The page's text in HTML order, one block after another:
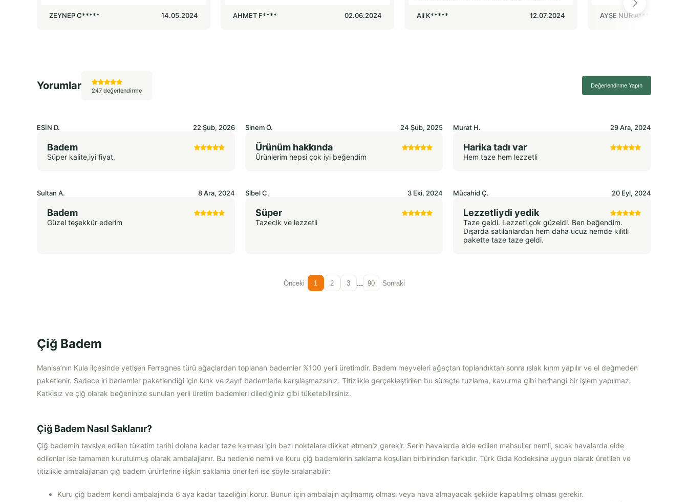
ZEYNEP C***** 14.05.2024 AHMET F**** 02.06.2024 Ali K***** 12.07.2024 AYŞE NUR A****
Yorumlar 247 değerlendirme
Değerlendirme Yapın
ESİN D. 22 Şub, 2026
Badem
Süper kalite,iyi fiyat.
Sinem Ö. 24 Şub, 2025
Ürünüm hakkında
Ürünlerim hepsi çok iyi beğendim
Murat H. 29 Ara, 2024
Harika tadı var
Hem taze hem lezzetli
Sultan A. 8 Ara, 2024
Badem
Güzel teşekkür ederim
Sibel C. 3 Eki, 2024
Süper
Tazecik ve lezzetli
Mücahid Ç. 20 Eyl, 2024
Lezzetliydi yedik
Taze geldi. Lezzeti çok güzeldi. Ben beğendim.
Dışarda satılanlardan hem daha ucuz hemde kilitli
pakette taze taze geldi.
Önceki 1 2 3 ... 90 Sonraki
Çiğ Badem
Manisa’nın Kula ilçesinde yetişen Ferragnes türü ağaçlardan toplanan bademler %100 yerli üretimdir. Badem meyveleri ağaçtan toplandıktan sonra ıslak kırım yapılır ve el değmeden
paketlenir. Sadece iri bademler paketlendiği için kırık ve zayıf bademlerle karşılaşmazsınız. Titizlikle gerçekleştirilen bu süreçte tuzlama, kavurma gibi herhangi bir işlem yapılmaz.
Katkısız ve çiğ olarak beğeninize sunulan yerli üretim bademleri dilediğiniz gibi tüketebilirsiniz.
Çiğ Badem Nasıl Saklanır?
Çiğ bademin tavsiye edilen tüketim tarihi dolana kadar taze kalması için bazı noktalara dikkat etmeniz gerekir. Serin havalarda elde edilen mahsuller nemli, sıcak havalarda elde
edilenler ise tamamen kurutulmuş olarak ambalajlanır. Bu nedenle nemli ve kuru çiğ bademlerin saklama koşulları birbirinden farklıdır. Türk Gıda Kodeksine uygun olarak üretilen ve
titizlikle ambalajlanan çiğ badem ürünlerine ilişkin saklama önerileri ise şöyle sıralanabilir:
Kuru çiğ badem kendi ambalajında 6 aya kadar tazeliğini korur. Bunun için ambalajın açılmamış olması veya hava almayacak şekilde kapatılmış olması gerekir.